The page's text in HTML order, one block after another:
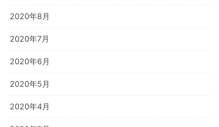
2020年8月
2020年7月
2020年6月
2020年5月
2020年4月